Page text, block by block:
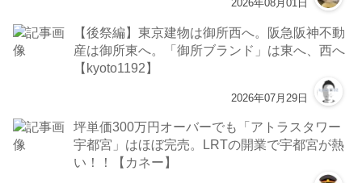
2026年08月01日
【後祭編】東京建物は御所西へ。阪急阪神不動
産は御所東へ。「御所ブランド」は東へ、西へ
【kyoto1192】
2026年07月29日
坪単価300万円オーバーでも「アトラスタワー
宇都宮」はほぼ完売。LRTの開業で宇都宮が熱
い！！【カネー】